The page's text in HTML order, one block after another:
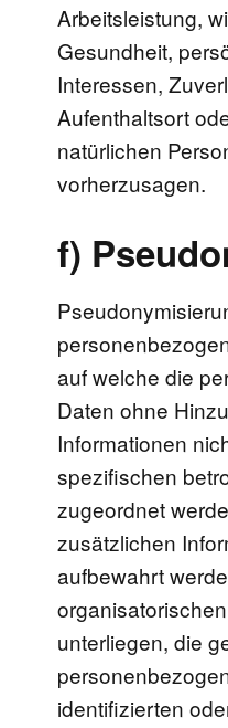
Arbeitsleistung,
Gesundheit,
Interessen,
Aufenthaltsort
natürlichen
vorherzusagen.
f)
auf welche die
Daten ohne
Informationen
spezifischen
zugeordnet
zusätzlichen
aufbewahrt
unterliegen, die
identifizierten